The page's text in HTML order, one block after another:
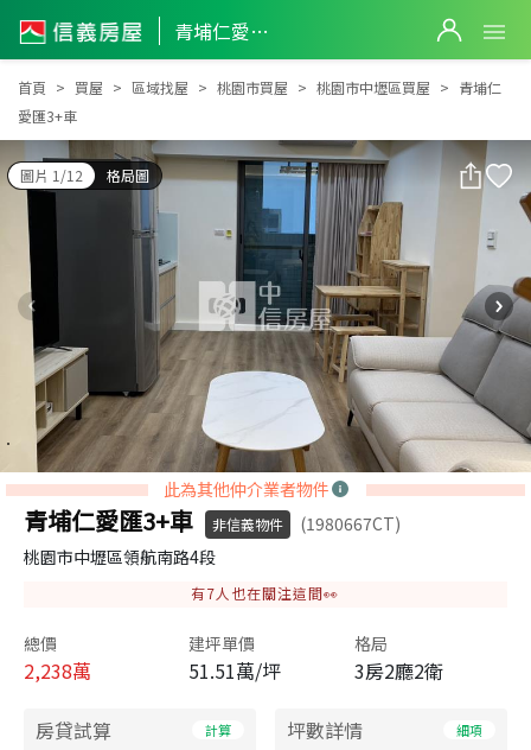
青埔仁愛匯3+車
青埔仁愛匯3+車
首頁 買屋 區域找屋 桃園市買屋 桃園市中壢區買屋
青埔仁
愛匯3+車
圖片 1/12 格局圖
此為其他仲介業者物件
青埔仁愛匯3+車 非信義物件
(1980667CT)
桃園市中壢區領航南路4段
有7人也在關注這間👀
總價
2,238萬
建坪單價
51.51萬/坪
格局
3房2廳2衛
房貸試算 計算 坪數詳情 細項